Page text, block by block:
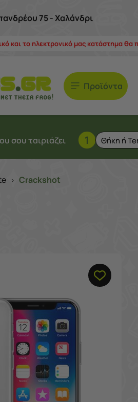
75 - Χαλάνδρι
και το ηλεκτρονικό μας κατάστημα
Προϊόντα
σου ταιριάζει 1
> Crackshot